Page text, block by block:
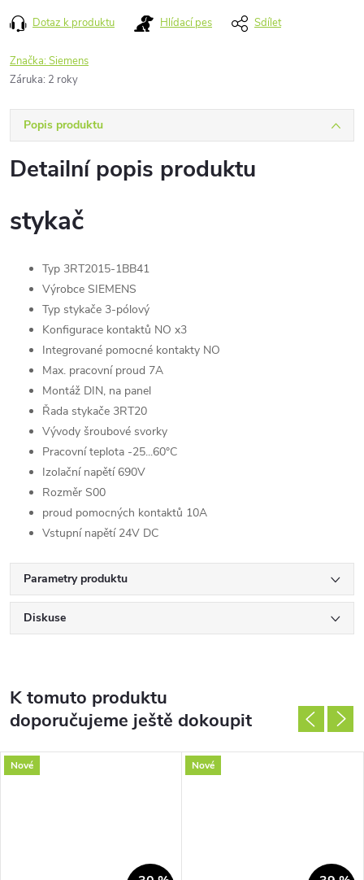
Dotaz k produktu Hlídací pes Sdílet
Značka:Siemens
Záruka: 2 roky
Popis produktu
Detailní popis produktu
stykač
Typ 3RT2015-1BB41
Výrobce SIEMENS
Typ stykače 3-pólový
Konfigurace kontaktů NO x3
Integrované pomocné kontakty NO
Max. pracovní proud 7A
Montáž DIN, na panel
Řada stykače 3RT20
Vývody šroubové svorky
Pracovní teplota -25...60°C
Izolační napětí 690V
Rozměr S00
proud pomocných kontaktů 10A
Vstupní napětí 24V DC
Parametry produktu
Diskuse
K tomuto produktu
doporučujeme ještě dokoupit
Nové Nové